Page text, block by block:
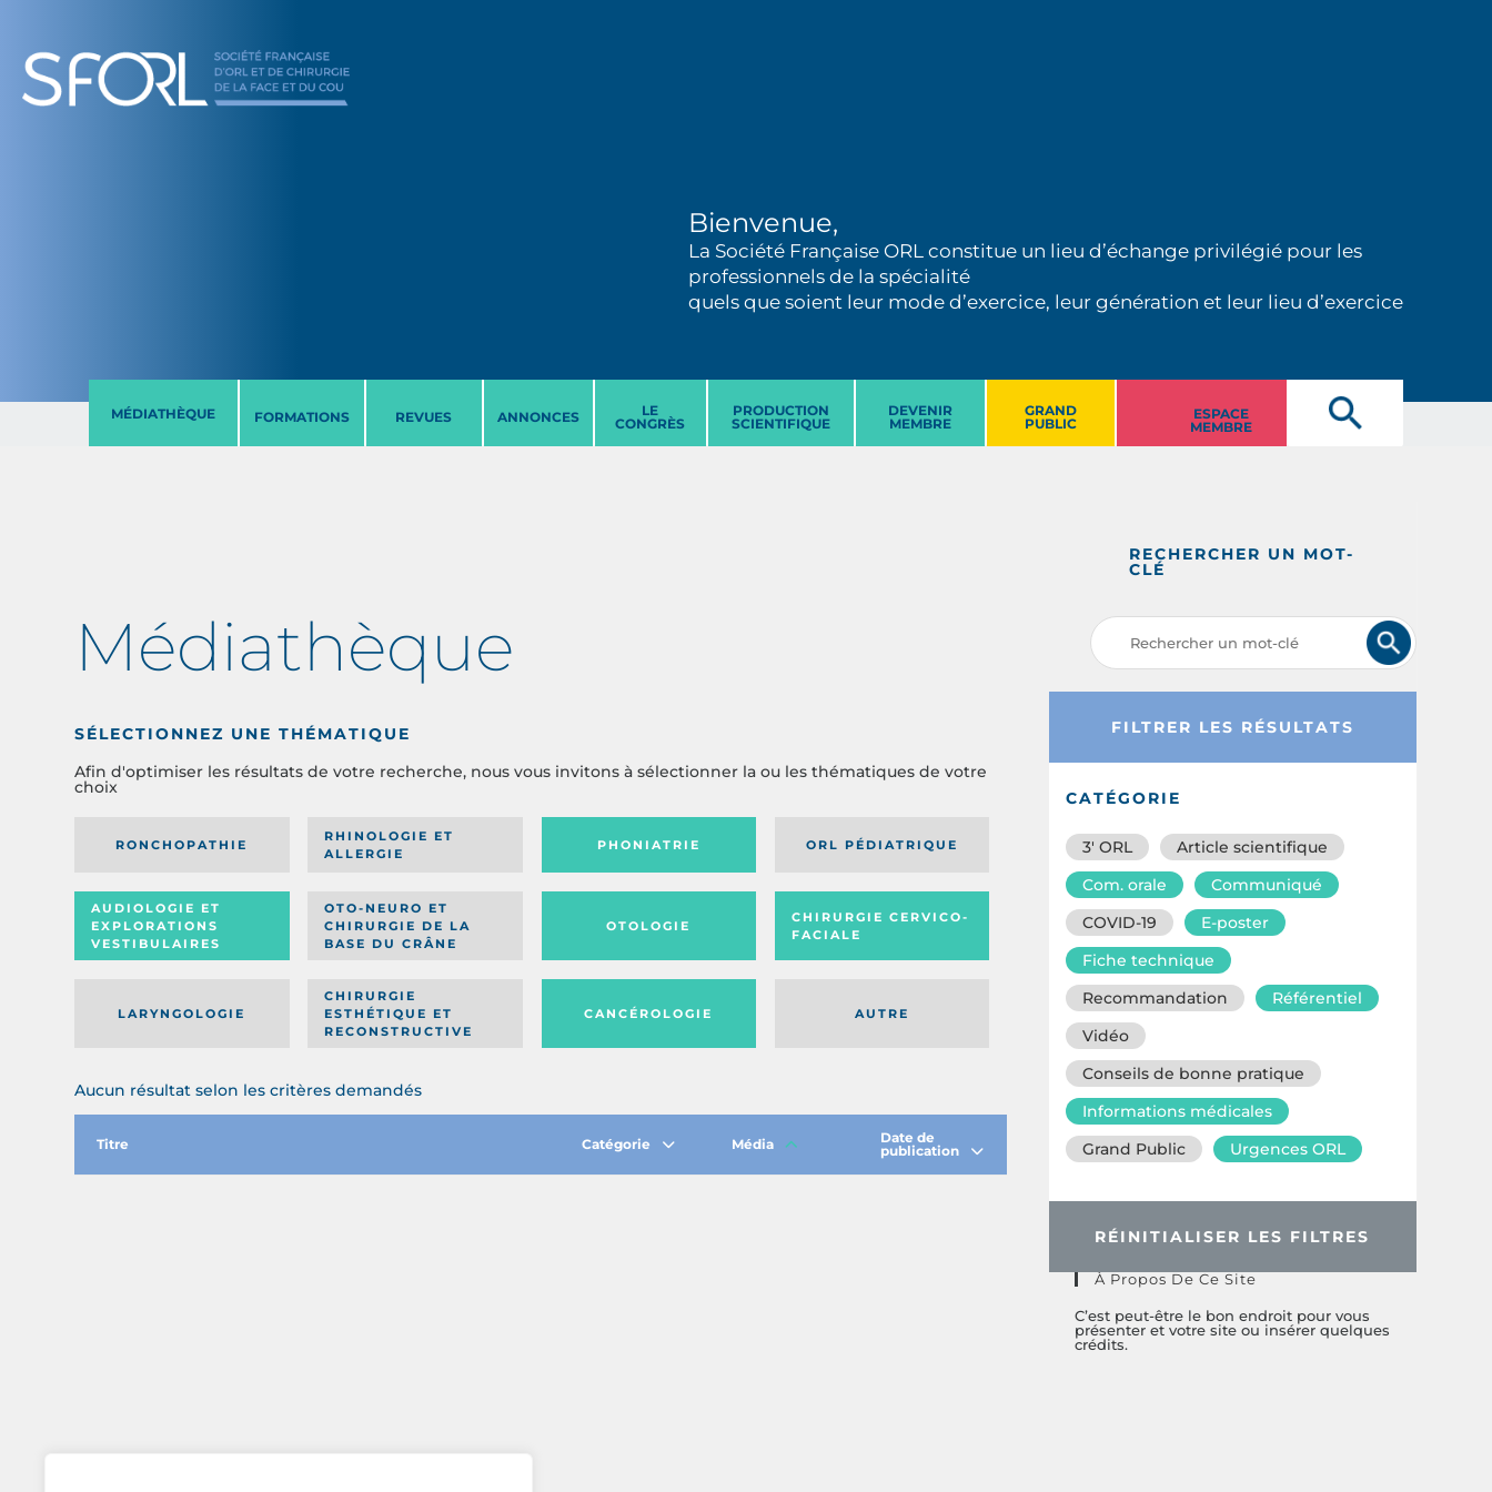
Bienvenue,
La Société Française ORL constitue un lieu d’échange privilégié pour les
professionnels de la spécialité
quels que soient leur mode d’exercice, leur génération et leur lieu d’exercice
MÉDIATHÈQUE FORMATIONS REVUES ANNONCES
LE
CONGRÈS
PRODUCTION
SCIENTIFIQUE
DEVENIR
MEMBRE
GRAND
PUBLIC
ESPACE
MEMBRE
Médiathèque
SÉLECTIONNEZ UNE THÉMATIQUE
Afin d'optimiser les résultats de votre recherche, nous vous invitons à sélectionner la ou les thématiques de votre
choix
RONCHOPATHIE
RHINOLOGIE ET
ALLERGIE
PHONIATRIE ORL PÉDIATRIQUE
AUDIOLOGIE ET
EXPLORATIONS
VESTIBULAIRES
OTO-NEURO ET
CHIRURGIE DE LA
BASE DU CRÂNE
OTOLOGIE
CHIRURGIE CERVICO-
FACIALE
AUTRE
LARYNGOLOGIE
CHIRURGIE
ESTHÉTIQUE ET
RECONSTRUCTIVE
CANCÉROLOGIE
Aucun résultat selon les critères demandés
Titre Catégorie Média
Date de
publication
RECHERCHER UN MOT-
CLÉ
FILTRER LES RÉSULTATS
CATÉGORIE
3′ ORL
Article scientifique
Com. orale
Communiqué
COVID-19
E-poster
Fiche technique
Recommandation
Référentiel
Vidéo
Conseils de bonne pratique
Informations médicales
Grand Public
Urgences ORL
RÉINITIALISER LES FILTRES
À Propos De Ce Site
C’est peut-être le bon endroit pour vous
présenter et votre site ou insérer quelques
crédits.